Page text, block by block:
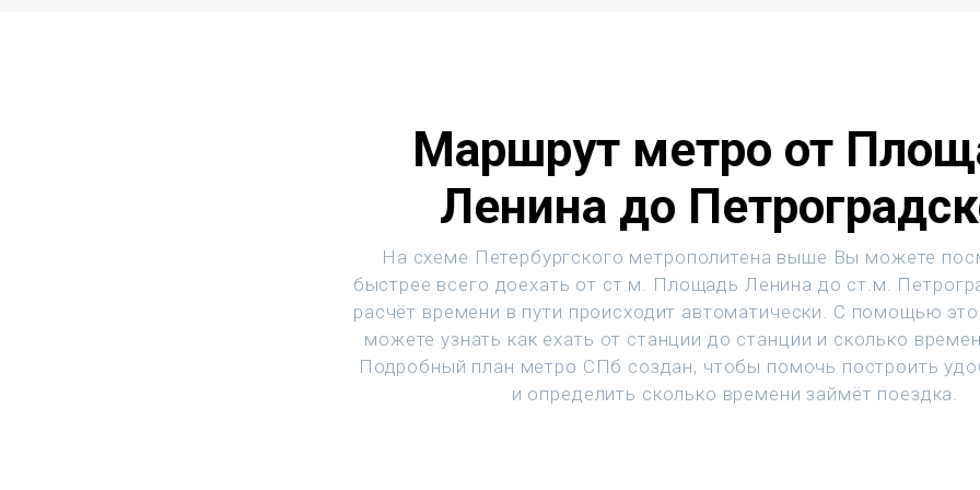
Маршрут метро от
Ленина до
На схеме Петербургского метрополитена выше Вы можете
быстрее всего доехать от ст.м. Площадь Ленина до ст.м.
расчёт времени в пути происходит автоматически. С помощью
можете узнать как ехать от станции до станции и сколько
Подробный план метро СПб создан, чтобы помочь построить
и определить сколько времени займёт поездка.